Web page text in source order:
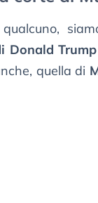
Donald
quella di